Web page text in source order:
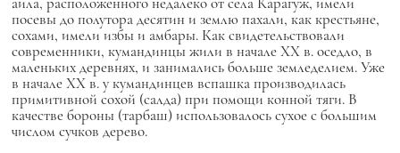
посевы до полутора десятин и землю пахали, как крестьяне,
сохами, имели избы и амбары. Как свидетельствовали
современники, кумандинцы жили в начале XX в. оседло, в
маленьких деревнях, и занимались больше земледелием. Уже
в начале XX в. у кумандинцев вспашка производилась
примитивной сохой (салда) при помощи конной тяги. В
качестве бороны (тарбаш) использовалось сухое с большим
числом сучков дерево.